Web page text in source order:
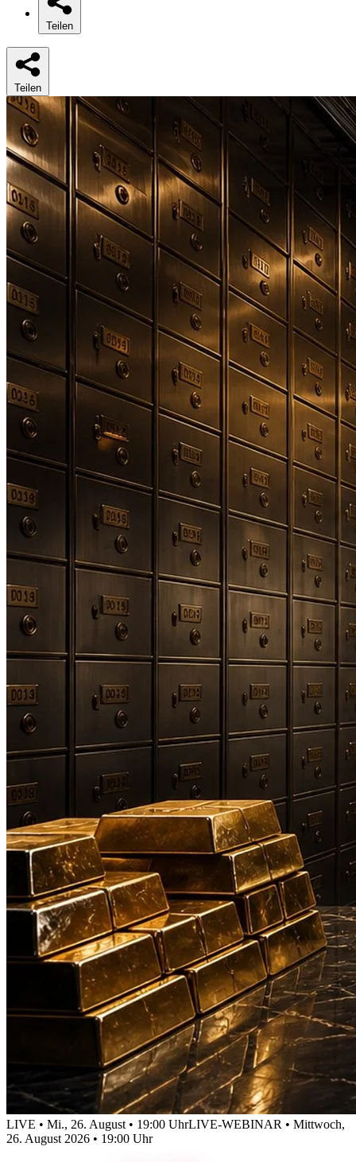
Teilen
Teilen
LIVE • Mi., 26. August • 19:00 UhrLIVE-WEBINAR • Mittwoch,
26. August 2026 • 19:00 Uhr